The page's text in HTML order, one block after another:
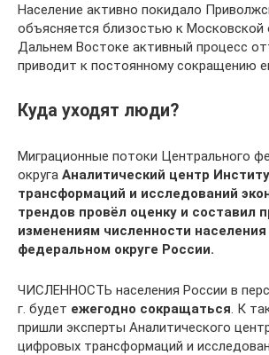
Население активно покидало
объясняется близостью к Московской
Дальнем Востоке активный процесс
приводит к постоянному сокращению
Куда уходят люди?
Миграционные потоки Центрального
округа Аналитический центр
трансформаций и исследований
трендов провёл оценку и составил
изменениям численности
федеральном округе России.
ЧИСЛЕННОСТЬ населения России в
г. будет ежегодно сокращаться . К
пришли эксперты Аналитического
цифровых трансформаций и